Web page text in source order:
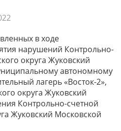
в ходе
нарушений Контрольно-
округа Жуковский
автономному
лагерь «Восток-2»,
округа Жуковский
Контрольно-счетной
Жуковский Московской